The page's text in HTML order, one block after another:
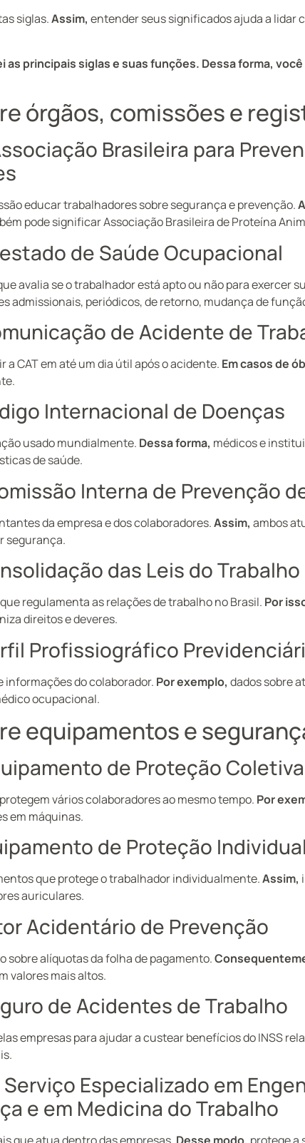
siglas.Assim, entender seus significados ajuda a lidar
as principais siglas e suas funções. Dessa forma,
órgãos, comissões e
Brasileira para
educar trabalhadores sobre segurança e prevenção.
pode significar Associação Brasileira de Proteína
de Saúde Ocupacional
avalia se o trabalhador está apto ou não para exercer
admissionais, periódicos, de retorno, mudança de
de Acidente de
a CAT em até um dia útil após o acidente. Em casos de
Internacional de Doenças
usado mundialmente. Dessa forma, médicos e
de saúde.
Interna de Prevenção
da empresa e dos colaboradores.Assim, ambos
segurança.
das Leis do Trabalho
regulamenta as relações de trabalho no Brasil. Por
direitos e deveres.
Profissiográfico
informações do colaborador. Por exemplo, dados sobre
ocupacional.
equipamentos e
de Proteção Coletiva
vários colaboradores ao mesmo tempo. Por
em máquinas.
de Proteção Individual
que protege o trabalhador individualmente.Assim,
auriculares.
Acidentário de Prevenção
sobre alíquotas da folha de pagamento.
valores mais altos.
de Acidentes de Trabalho
empresas para ajudar a custear benefícios do INSS
Serviço Especializado em
e em Medicina do Trabalho